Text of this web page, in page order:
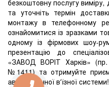
безкоштовну послугу виміру,
та уточніть термін
монтажу в телефонному
ознайомитися із зразками
одному із фірмових шоу-
презентацію до
«ЗАВОД ВОРІТ Харків»
№1411) та отримуйте
автоматичної в'їзної системи!